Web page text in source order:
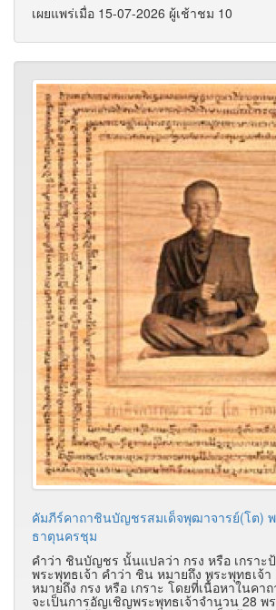
เผยแพร่เมื่อ 15-07-2026 ผู้เช้าชม 10
คัมภีร์คาถาชินบัญชรสมเด็จพุฒาจารย์(โต)
ธาตุนครชุม
คำว่า ชินบัญชร นั้นแปลว่า กรง หรือ เกราะ
พระพุทธเจ้า คำว่า ชิน หมายถึง พระพุทธเจ้
หมายถึง กรง หรือ เกราะ โดยที่เนื้อหาในค
จะเป็นการอัญเชิญพระพุทธเจ้าจำนวน 28 พ